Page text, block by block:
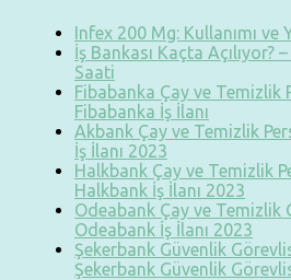
Infex 200 Mg: Kullanımı ve
İş Bankası Kaçta Açılıyor? –
Saati
Fibabanka Çay ve Temizlik
Fibabanka İş İlanı
Akbank Çay ve Temizlik
İş İlanı 2023
Halkbank Çay ve Temizlik
Halkbank İş İlanı 2023
Odeabank Çay ve Temizlik
Odeabank İş İlanı 2023
Şekerbank Güvenlik
Şekerbank Güvenlik